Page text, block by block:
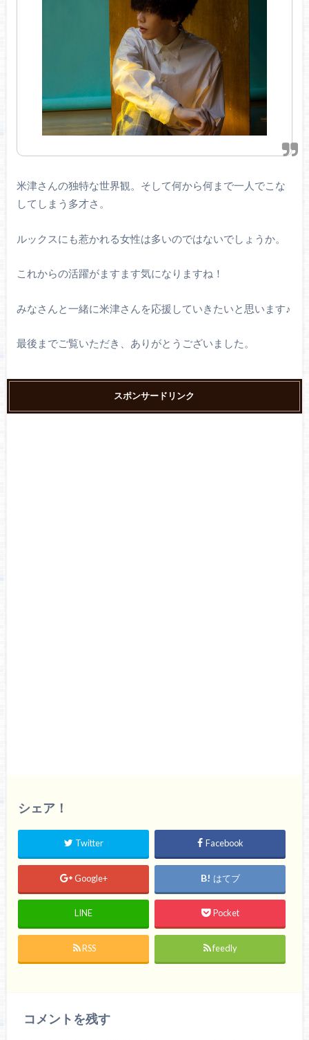
米津さんの独特な世界観。そして何から何まで一人でこな
してしまう多才さ。
ルックスにも惹かれる女性は多いのではないでしょうか。
これからの活躍がますます気になりますね！
みなさんと一緒に米津さんを応援していきたいと思います♪
最後までご覧いただき、ありがとうございました。
スポンサードリンク
シェア！
Twitter Facebook
Google+ はてブ
LINE Pocket
RSS feedly
コメントを残す